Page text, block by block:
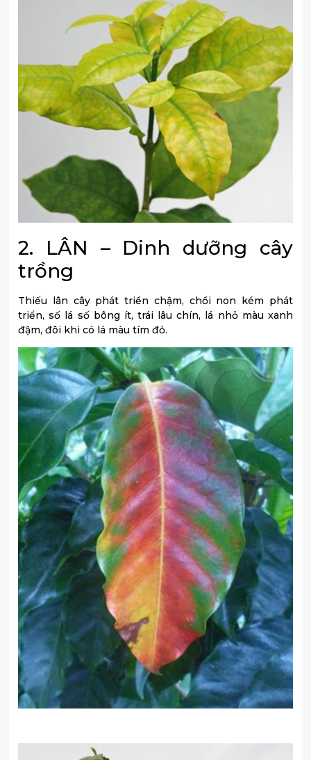
2. LÂN – Dinh dưỡng cây
trồng
Thiếu lân cây phát triển chậm, chồi non kém phát
triển, số lá số bông ít, trái lâu chín, lá nhỏ màu xanh
đậm, đôi khi có lá màu tím đỏ.